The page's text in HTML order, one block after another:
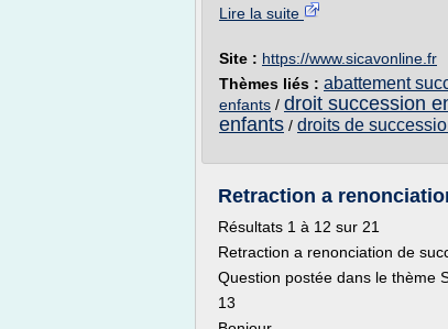
Lire la suite
Site : https://www.sicavonline.fr
Thèmes liés : abattement
enfants / droit succession
enfants / droits de
Retraction a
Résultats 1 à 12 sur 21
Retraction a renonciation de
Question postée dans le thème
13